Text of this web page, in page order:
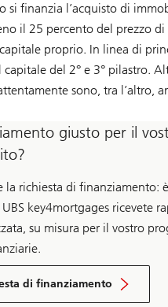
si finanzia l’acquisto di
il 25 percento del prezzo
proprio. In linea di
del 2° e 3° pilastro.
sono, tra l’altro,
giusto per il
la richiesta di finanziamento:
key4mortgages ricevete
su misura per il vostro
di finanziamento